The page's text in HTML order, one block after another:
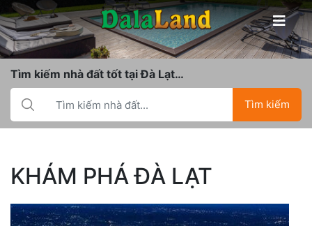
Tìm kiếm nhà đất tốt tại Đà Lạt…
Tìm kiếm
KHÁM PHÁ ĐÀ LẠT